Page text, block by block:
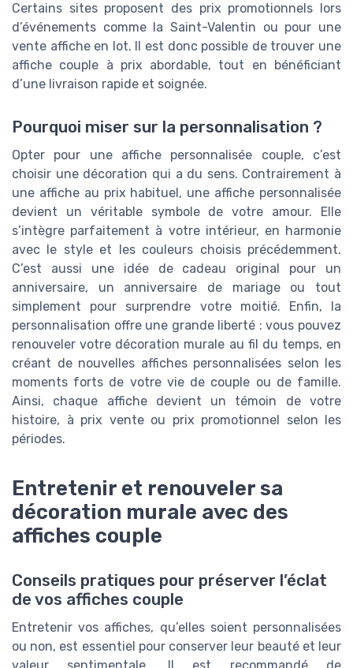
Certains sites proposent des prix promotionnels lors
d’événements comme la Saint-Valentin ou pour une
vente affiche en lot. Il est donc possible de trouver une
affiche couple à prix abordable, tout en bénéficiant
d’une livraison rapide et soignée.
Pourquoi miser sur la personnalisation ?
Opter pour une affiche personnalisée couple, c’est
choisir une décoration qui a du sens. Contrairement à
une affiche au prix habituel, une affiche personnalisée
devient un véritable symbole de votre amour. Elle
s’intègre parfaitement à votre intérieur, en harmonie
avec le style et les couleurs choisis précédemment.
C’est aussi une idée de cadeau original pour un
anniversaire, un anniversaire de mariage ou tout
simplement pour surprendre votre moitié. Enfin, la
personnalisation offre une grande liberté : vous pouvez
renouveler votre décoration murale au fil du temps, en
créant de nouvelles affiches personnalisées selon les
moments forts de votre vie de couple ou de famille.
Ainsi, chaque affiche devient un témoin de votre
histoire, à prix vente ou prix promotionnel selon les
périodes.
Entretenir et renouveler sa
décoration murale avec des
affiches couple
Conseils pratiques pour préserver l’éclat
de vos affiches couple
Entretenir vos affiches, qu’elles soient personnalisées
ou non, est essentiel pour conserver leur beauté et leur
valeur sentimentale. Il est recommandé de